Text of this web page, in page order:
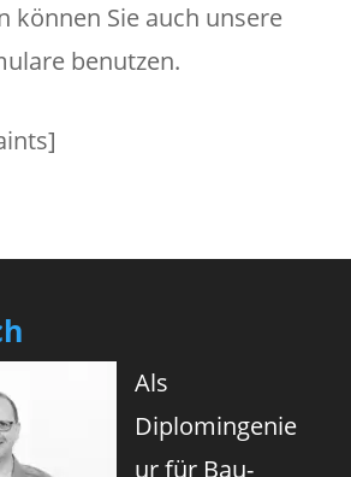
können Sie auch unsere
benutzen.
Als
Diplomingenie
ur für Bau-